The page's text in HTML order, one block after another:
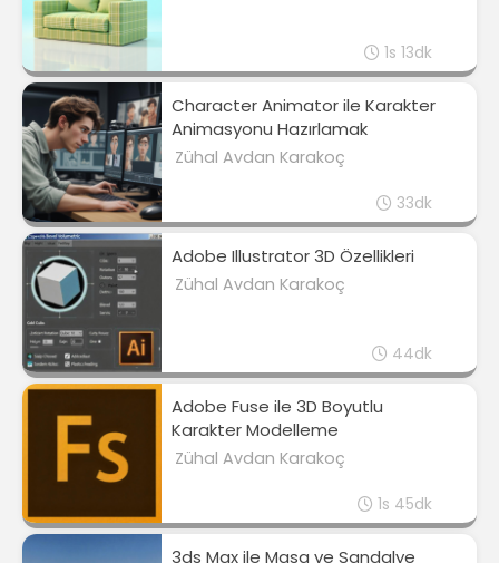
1s 13dk
Character Animator ile Karakter
Animasyonu Hazırlamak
Zühal Avdan Karakoç
33dk
Adobe Illustrator 3D Özellikleri
Zühal Avdan Karakoç
44dk
Adobe Fuse ile 3D Boyutlu
Karakter Modelleme
Zühal Avdan Karakoç
1s 45dk
3ds Max ile Masa ve Sandalye